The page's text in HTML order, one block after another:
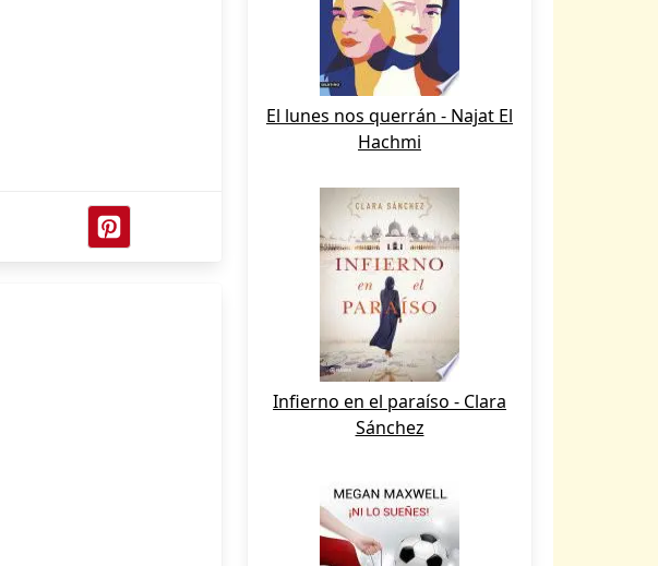
El lunes nos querrán - Najat El
Hachmi
Infierno en el paraíso - Clara
Sánchez